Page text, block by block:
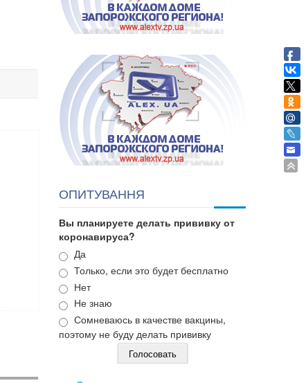
ОПИТУВАННЯ
Вы планируете делать прививку от
коронавируса?
Варианты
Да
Только, если это будет бесплатно
Нет
Не знаю
Сомневаюсь в качестве вакцины,
поэтому не буду делать прививку